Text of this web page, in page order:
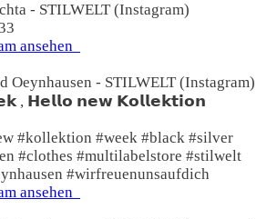
- STILWELT (Instagram)
ansehen
Oeynhausen - STILWELT (Instagram)
, 𝗛𝗲𝗹𝗹𝗼 𝗻𝗲𝘄 𝗞𝗼𝗹𝗹𝗲𝗸𝘁𝗶𝗼𝗻
#kollektion #week #black #silver
#clothes #multilabelstore #stilwelt
#wirfreuenunsaufdich
ansehen